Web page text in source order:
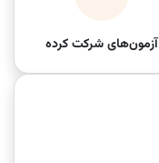
آزمون‌های شرکت کرده